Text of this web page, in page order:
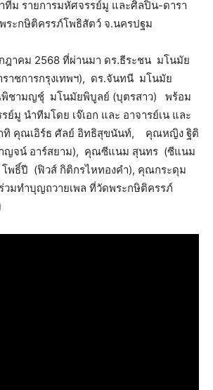
ำทีม รายการมหัศจรรย์มู และศิลปิน-ดารา
ระกษิติครรภ์โพธิสัตว์ จ.นครปฐม
กฎาคม 2568 ที่ผ่านมา ดร.ธีระชน มโนมัย
าชการกรุงเทพฯ), ดร.จันทนี มโนมัย
ชามญชุ์ มโนมัยพิบูลย์ (บุตรสาว) พร้อม
ย์มู นำทีมโดย เจ๊เอก และ อาจารย์เน และ
าทิ คุณเอิร์ธ ศัลย์ อิทธิสุขนันท์, คุณหญิง ฐิติ
ญจน์ อาร์สยาม), คุณซีแนม สุนทร (ซีแนม
พธิ์ปี (ฟิวส์ กิติกรไหทองคำ), คุณกระดุม
วมทำบุญถวายเพล ที่วัดพระกษิติครรภ์